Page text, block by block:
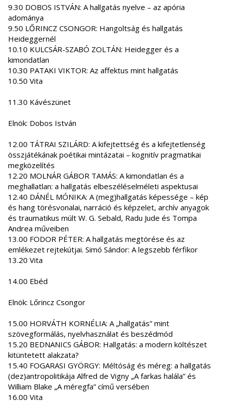
9.30 DOBOS ISTVÁN: A hallgatás nyelve – az apória
adománya
9.50 LŐRINCZ CSONGOR: Hangoltság és hallgatás
Heideggernél
10.10 KULCSÁR-SZABÓ ZOLTÁN: Heidegger és a
kimondatlan
10.30 PATAKI VIKTOR: Az affektus mint hallgatás
10.50 Vita
11.30 Kávészünet
Elnök: Dobos István
12.00 TÁTRAI SZILÁRD: A kifejtettség és a kifejtetlenség
összjátékának poétikai mintázatai – kognitív pragmatikai
megközelítés
12.20 MOLNÁR GÁBOR TAMÁS: A kimondatlan és a
meghallatlan: a hallgatás elbeszéléselméleti aspektusai
12.40 DÁNÉL MÓNIKA: A (meg)hallgatás képessége – kép
és hang törésvonalai, narráció és képzelet, archív anyagok
és traumatikus múlt W. G. Sebald, Radu Jude és Tompa
Andrea műveiben
13.00 FODOR PÉTER: A hallgatás megtörése és az
emlékezet rejtekútjai. Simó Sándor: A legszebb férfikor
13.20 Vita
14.00 Ebéd
Elnök: Lőrincz Csongor
15.00 HORVÁTH KORNÉLIA: A „hallgatás” mint
szövegformálás, nyelvhasználat és beszédmód
15.20 BEDNANICS GÁBOR: Hallgatás: a modern költészet
kitüntetett alakzata?
15.40 FOGARASI GYÖRGY: Méltóság és méreg: a hallgatás
(dez)antropolitikája Alfred de Vigny „A farkas halála” és
William Blake „A méregfa” című versében
16.00 Vita